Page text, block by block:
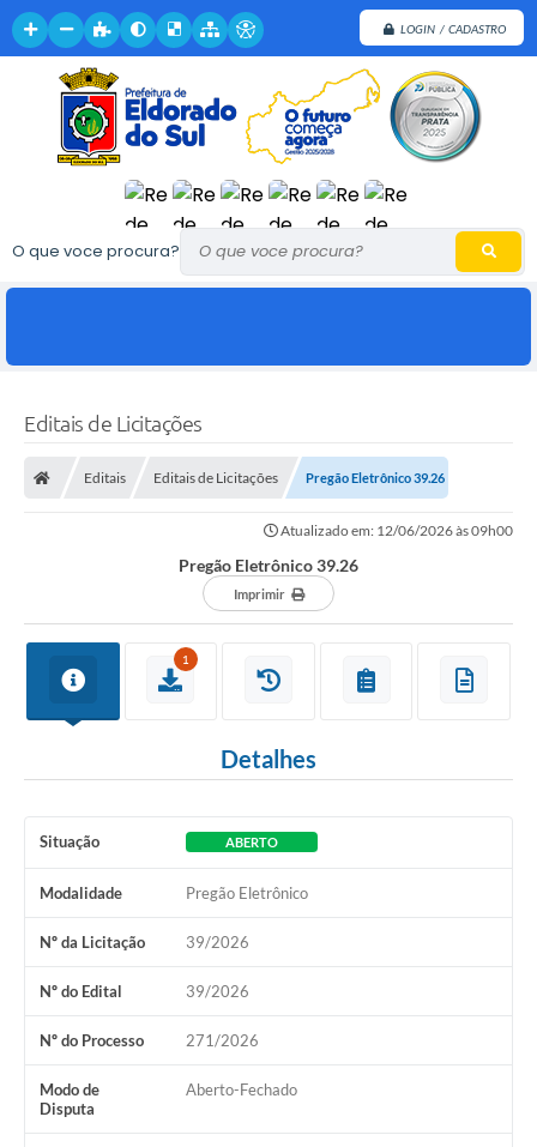
LOGIN / CADASTRO
O que voce procura?
Editais de Licitações
Editais Editais de Licitações Pregão Eletrônico 39.26
Atualizado em: 12/06/2026 às 09h00
Pregão Eletrônico 39.26
Imprimir
1
Detalhes
Situação ABERTO
Modalidade Pregão Eletrônico
Nº da Licitação 39/2026
Nº do Edital 39/2026
Nº do Processo 271/2026
Modo de
Disputa
Aberto-Fechado